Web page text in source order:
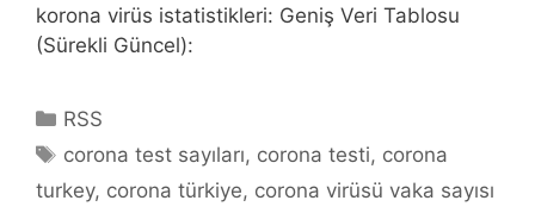
korona virüs istatistikleri: Geniş Veri Tablosu
(Sürekli Güncel):
Kategoriler
RSS
Etiketler
corona test sayıları, corona testi, corona
turkey, corona türkiye, corona virüsü vaka sayısı